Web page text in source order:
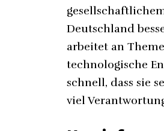
Deutschland
arbeitet an
technologische
schnell, dass sie
viel